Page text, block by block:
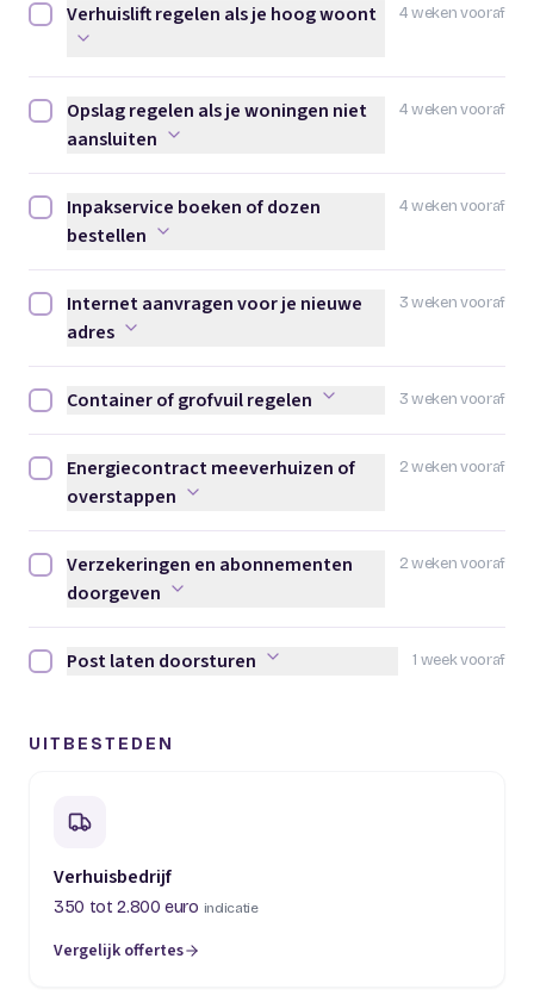
4 weken vooraf
Verhuislift regelen als je hoog woont afvinken
Verhuislift regelen als je hoog woont
4 weken vooraf
Opslag regelen als je woningen niet aansluiten afvinken
Opslag regelen als je woningen niet
aansluiten
4 weken vooraf
Inpakservice boeken of dozen bestellen afvinken
Inpakservice boeken of dozen
bestellen
3 weken vooraf
Internet aanvragen voor je nieuwe adres afvinken
Internet aanvragen voor je nieuwe
adres
3 weken vooraf
Container of grofvuil regelen afvinken
Container of grofvuil regelen
2 weken vooraf
Energiecontract meeverhuizen of overstappen afvinken
Energiecontract meeverhuizen of
overstappen
2 weken vooraf
Verzekeringen en abonnementen doorgeven afvinken
Verzekeringen en abonnementen
doorgeven
1 week vooraf
Post laten doorsturen afvinken
Post laten doorsturen
UITBESTEDEN
Verhuisbedrijf
350 tot 2.800 euro indicatie
Vergelijk offertes
(opent in een nieuw tabblad)